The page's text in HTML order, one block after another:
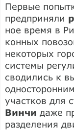
Первые
предприняли
ное время в
конных
некоторых
системы
сводились к
участков для
Винчи даже
разделения